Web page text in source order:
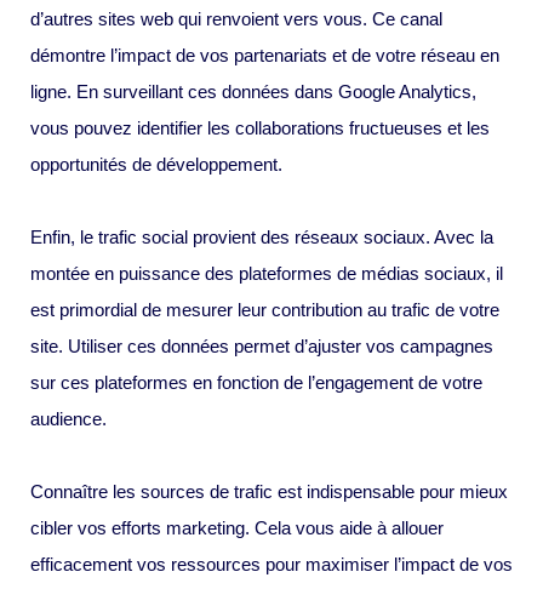
d’autres sites web qui renvoient vers vous. Ce canal
démontre l’impact de vos partenariats et de votre réseau en
ligne. En surveillant ces données dans Google Analytics,
vous pouvez identifier les collaborations fructueuses et les
opportunités de développement.
Enfin, le trafic social provient des réseaux sociaux. Avec la
montée en puissance des plateformes de médias sociaux, il
est primordial de mesurer leur contribution au trafic de votre
site. Utiliser ces données permet d’ajuster vos campagnes
sur ces plateformes en fonction de l’engagement de votre
audience.
Connaître les sources de trafic est indispensable pour mieux
cibler vos efforts marketing. Cela vous aide à allouer
efficacement vos ressources pour maximiser l’impact de vos